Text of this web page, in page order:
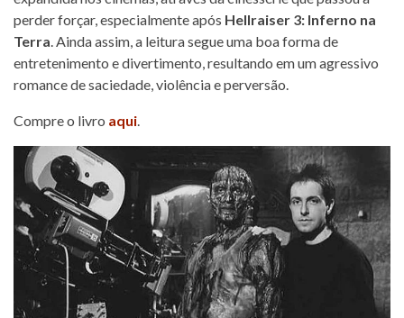
perder forçar, especialmente após Hellraiser 3: Inferno na
Terra . Ainda assim, a leitura segue uma boa forma de
entretenimento e divertimento, resultando em um agressivo
romance de saciedade, violência e perversão.
Compre o livro aqui